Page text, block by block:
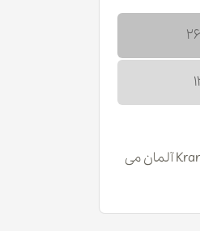
دستگاه THERM 601 E-ST 24 از دسته بندی واترجت و برند Kranzle آلمان می